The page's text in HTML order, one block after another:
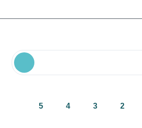
2
3
4
5